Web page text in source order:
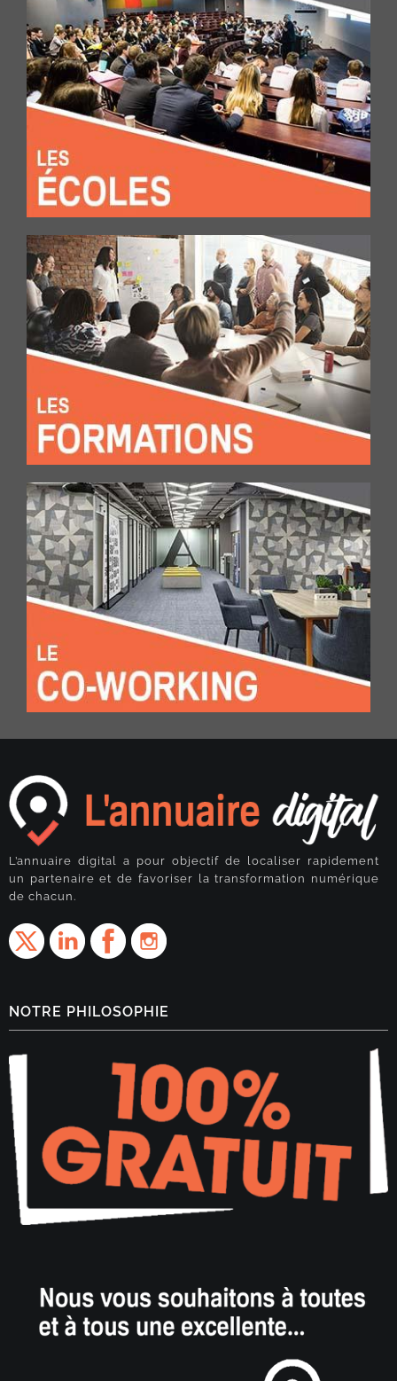
L’annuaire digital a pour objectif de localiser rapidement
un partenaire et de favoriser la transformation numérique
de chacun.
NOTRE PHILOSOPHIE